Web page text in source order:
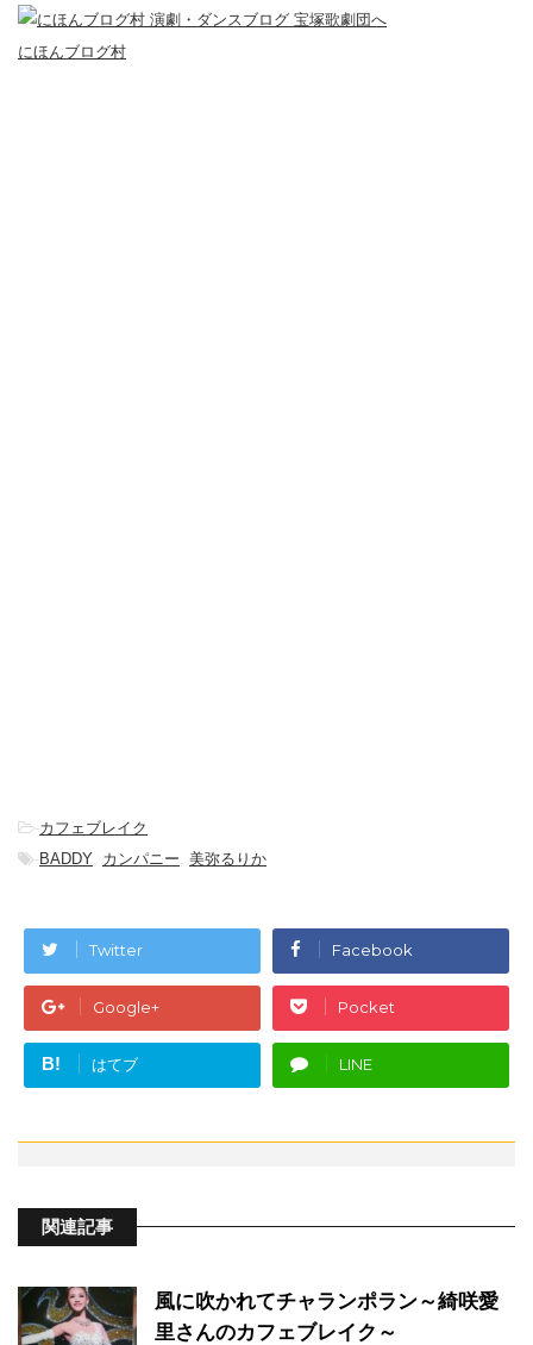
にほんブログ村
-カフェブレイク
-BADDY カンパニー 美弥るりか
Twitter Facebook
Google+ Pocket
B! はてブ LINE
関連記事
風に吹かれてチャランポラン～綺咲愛
里さんのカフェブレイク～